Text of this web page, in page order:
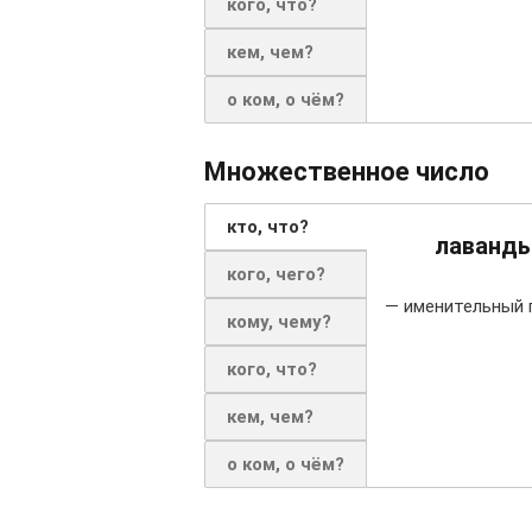
кого, что?
кем, чем?
о ком, о чём?
Множественное число
кто, что?
кого, чего?
кому, чему?
кого, что?
кем, чем?
о ком, о чём?
— именительный